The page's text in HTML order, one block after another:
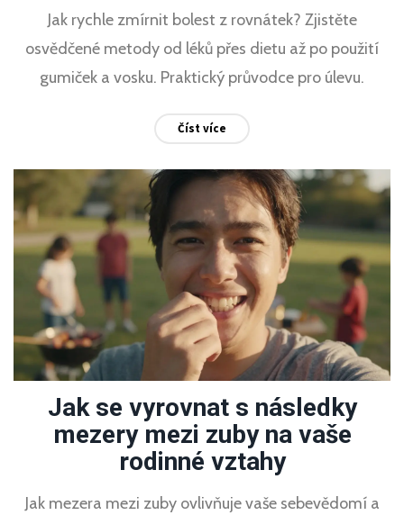
Jak rychle zmírnit bolest z rovnátek? Zjistěte
osvědčené metody od léků přes dietu až po použití
gumiček a vosku. Praktický průvodce pro úlevu.
Číst více
Jak se vyrovnat s následky
mezery mezi zuby na vaše
rodinné vztahy
Jak mezera mezi zuby ovlivňuje vaše sebevědomí a